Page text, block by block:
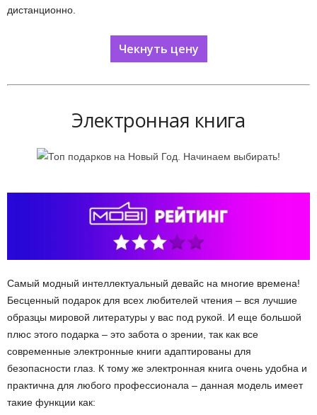
дистанционно.
Чекнуть цену
Электронная книга
Самый модный интеллектуальный девайс на многие времена!
Бесценный подарок для всех любителей чтения – вся лучшие
образцы мировой литературы у вас под рукой. И еще большой
плюс этого подарка – это забота о зрении, так как все
современные электронные книги адаптированы для
безопасности глаз. К тому же электронная книга очень удобна и
практична для любого профессионала – данная модель имеет
такие функции как: